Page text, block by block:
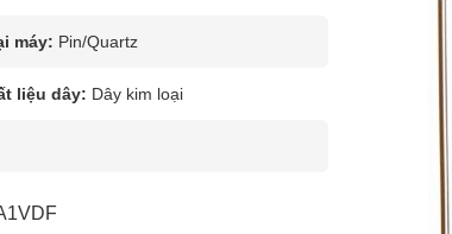
máy: Pin/Quartz
liệu dây: Dây kim loại